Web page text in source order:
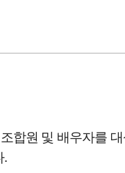
합원 및 배우자를
.